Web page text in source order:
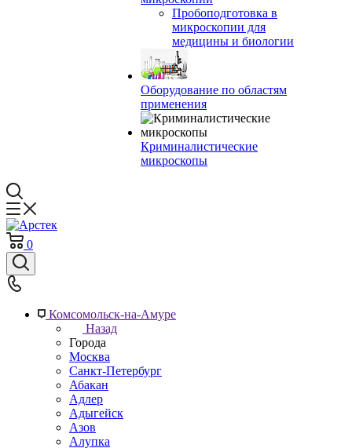
Пробоподготовка в
микроскопии для
медицины и биологии
Оборудование по областям
применения
Криминалистические
микроскопы
0
Комсомольск-на-Амуре
Назад
Города
Москва
Санкт-Петербург
Абакан
Адлер
Адыгейск
Азов
Алупка